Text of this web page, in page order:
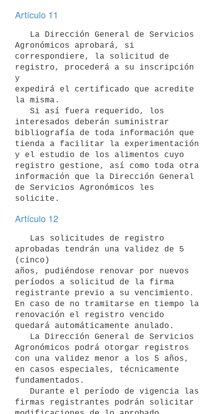
Artículo 11
Agronómicos aprobará, si
correspondiere, la solicitud de
registro, procederá a su inscripción
y
expedirá el certificado que acredite
la misma.
interesados deberán suministrar
bibliografía de toda información que
tienda a facilitar la experimentación
y el estudio de los alimentos cuyo
registro gestione, así como toda otra
información que la Dirección General
de Servicios Agronómicos les
Artículo 12
aprobadas tendrán una validez de 5
(cinco)
años, pudiéndose renovar por nuevos
períodos a solicitud de la firma
registrante previo a su vencimiento.
En caso de no tramitarse en tiempo la
renovación el registro vencido
quedará automáticamente anulado.
Agronómicos podrá otorgar registros
con una validez menor a los 5 años,
en casos especiales, técnicamente
fundamentados.
firmas registrantes podrán solicitar